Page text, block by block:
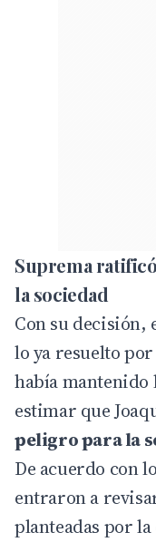
Suprema
la sociedad
Con su
lo ya resuelto
había
estimar que
peligro para la
De acuerdo con
entraron a
planteadas por